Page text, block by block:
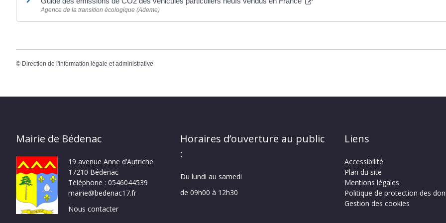
Agence de la transition écologique (Ademe)
© Direction de l'information légale et administrative
Mairie de Bédenac
19 avenue Anne d’Autriche
17210 Bédenac
Téléphone : 0546044539
mairie@bedenac17.fr
Nous contacter
Horaires d’ouverture au public
:
Du lundi au samedi
de 09h00 à 12h30
Liens
Accessibilité
Plan du site
Mentions légales
Politique de protection des
Gestion des cookies